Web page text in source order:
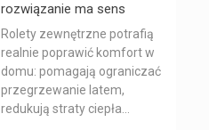
rozwiązanie ma sens
Rolety zewnętrzne potrafią
realnie poprawić komfort w
domu: pomagają ograniczać
przegrzewanie latem,
redukują straty ciepła...